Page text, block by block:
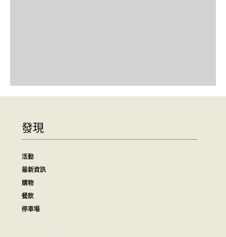
發現
活動
最新資訊
購物
餐飲
停車場